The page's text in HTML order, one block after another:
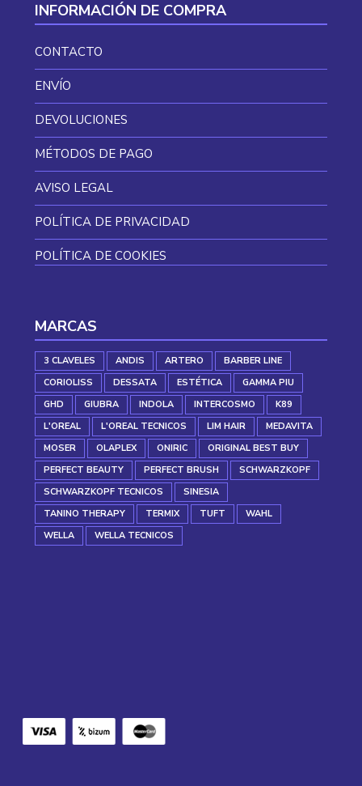
INFORMACIÓN DE COMPRA
CONTACTO
ENVÍO
DEVOLUCIONES
MÉTODOS DE PAGO
AVISO LEGAL
POLÍTICA DE PRIVACIDAD
POLÍTICA DE COOKIES
MARCAS
3 CLAVELES ANDIS ARTERO
BARBER LINE
CORIOLISS
DESSATA ESTÉTICA
GAMMA PIU
GHD
GIUBRA INDOLA INTERCOSMO
K89
L'OREAL
L'OREAL TECNICOS LIM HAIR
MEDAVITA
MOSER
OLAPLEX ONIRIC
ORIGINAL BEST BUY
PERFECT BEAUTY
PERFECT BRUSH
SCHWARZKOPF
SCHWARZKOPF TECNICOS
SINESIA
TANINO THERAPY
TERMIX TUFT
WAHL
WELLA
WELLA TECNICOS